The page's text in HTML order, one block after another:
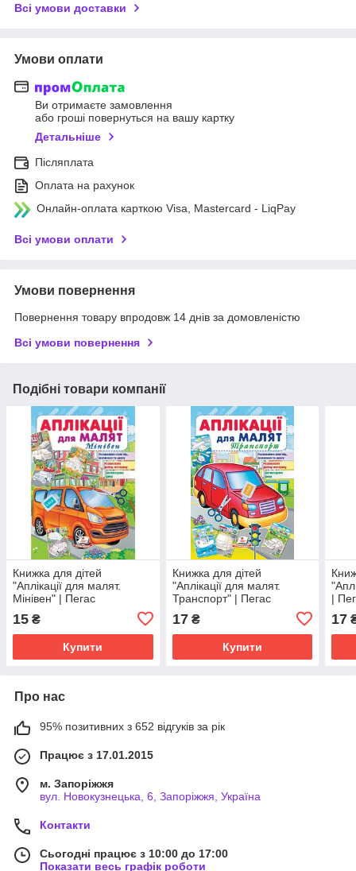
Всі умови доставки
Умови оплати
Ви отримаєте замовлення
або гроші повернуться на вашу картку
Детальніше
Післяплата
Оплата на рахунок
Онлайн-оплата карткою Visa, Mastercard - LiqPay
Всі умови оплати
Умови повернення
Повернення товару впродовж 14 днів за домовленістю
Всі умови повернення
Подібні товари компанії
Книжка для дітей
"Аплікації для малят.
Мінівен" | Пегас
15 ₴
Купити
Книжка для дітей
"Аплікації для малят.
Транспорт" | Пегас
17₴
Купити
|
17
Про нас
95% позитивних з 652 відгуків за рік
Працює з 17.01.2015
м. Запоріжжя
вул. Новокузнецька, 6, Запоріжжя, Україна
Контакти
Сьогодні працює з 10:00 до 17:00
Показати весь графік роботи